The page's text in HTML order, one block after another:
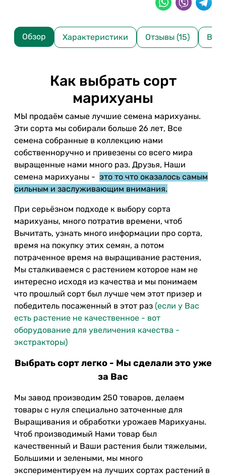
Обзор Характеристики Отзывы (15)
Как выбрать сорт
марихуаны
МЫ продаём самые лучшие семена марихуаны.
Эти сорта мы собирали больше 26 лет, Все
семена собранные в коллекцию нами
собственноручно и привезены со всего мира
выращенные нами много раз. Друзья, Наши
семена марихуаны - это то что оказалось самым
сильным и заслуживающим внимания.
При серьёзном подходе к выбору сорта
марихуаны, много потратив времени, чтоб
Вычитать, узнать много информации про сорта,
время на покупку этих семян, а потом
потраченное время на выращивание растения,
Мы сталкиваемся с растением которое нам не
интересно исходя из качества и мы понимаем
что прошлый сорт был лучше чем этот призер и
победитель посаженный в этот раз (если у Вас
есть растение не качественное - вот
оборудование для увеличения качества -
экстракторы)
Выбрать сорт легко - Мы сделали это уже
за Вас
Мы завод производим 250 товаров, делаем
товары с нуля специально заточенные для
Выращивания и обработки урожаев Марихуаны.
Чтоб производимый Нами товар был
качественный и Ваши растения были тяжелыми,
Большими и зелеными, мы много
экспериментируем на лучших сортах растений в